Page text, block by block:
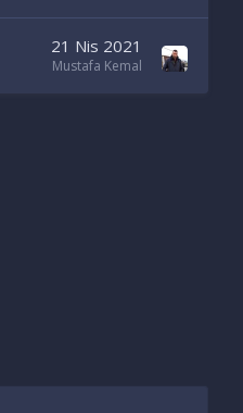
21 Nis 2021
Mustafa Kemal